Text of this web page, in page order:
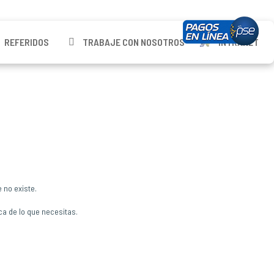
REFERIDOS TRABAJE CON NOSOTROS INTRANET
no existe.
de lo que necesitas.